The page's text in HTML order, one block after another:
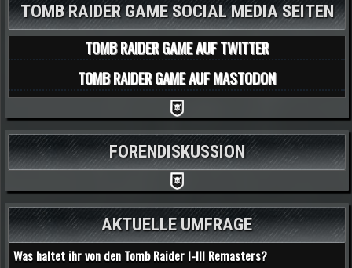
TOMB RAIDER GAME SOCIAL MEDIA SEITEN
TOMB RAIDER GAME AUF TWITTER
TOMB RAIDER GAME AUF MASTODON
FORENDISKUSSION
AKTUELLE UMFRAGE
Was haltet ihr von den Tomb Raider I-III Remasters?